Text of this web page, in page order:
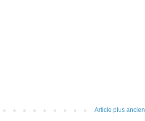
Article plus ancien